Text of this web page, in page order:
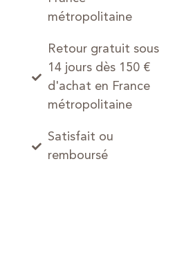
métropolitaine
Retour gratuit sous
14 jours dès 150 €
d'achat en France
métropolitaine
Satisfait ou
remboursé